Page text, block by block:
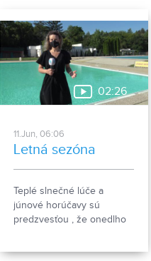
02:26
11.Jun, 06:06
Letná sezóna
Teplé slnečné lúče a
júnové horúčavy sú
predzvesťou , že onedlho